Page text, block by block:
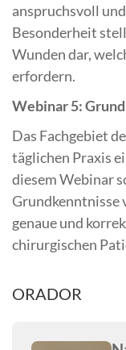
anspruchsvoll
Besonderheit
Wunden dar,
erfordern.
Webinar 5:
Das Fachgebiet
täglichen Praxis
diesem Webinar
Grundkenntnisse
genaue und
chirurgischen
ORADOR